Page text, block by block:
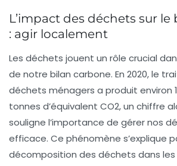
L’impact des déchets sur
: agir localement
Les déchets jouent un rôle crucial
de notre bilan carbone. En 2020, le
déchets ménagers a produit environ
tonnes d’équivalent CO2, un chiffre
souligne l’importance de gérer nos
efficace. Ce phénomène s’explique
décomposition des déchets dans les